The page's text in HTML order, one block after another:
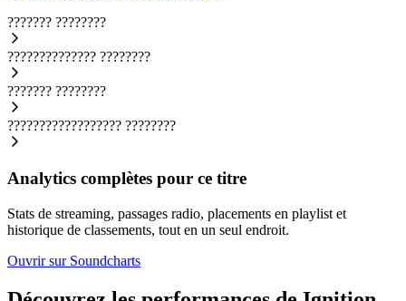
??????? ????????
?????????????? ????????
??????? ????????
?????????????????? ????????
Analytics complètes pour ce titre
Stats de streaming, passages radio, placements en playlist et
historique de classements, tout en un seul endroit.
Ouvrir sur Soundcharts